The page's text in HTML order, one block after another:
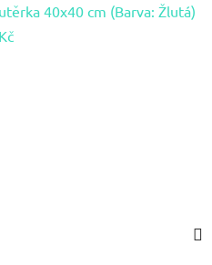
40x40 cm (Barva: Žlutá)